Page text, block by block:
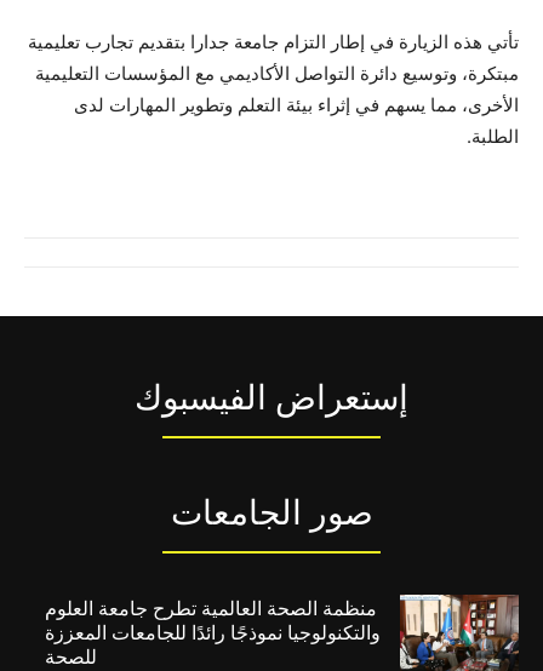
تأتي هذه الزيارة في إطار التزام جامعة جدارا بتقديم تجارب تعليمية
مبتكرة، وتوسيع دائرة التواصل الأكاديمي مع المؤسسات التعليمية
الأخرى، مما يسهم في إثراء بيئة التعلم وتطوير المهارات لدى
الطلبة.
إستعراض الفيسبوك
صور الجامعات
منظمة الصحة العالمية تطرح جامعة العلوم
والتكنولوجيا نموذجًا رائدًا للجامعات المعززة
للصحة